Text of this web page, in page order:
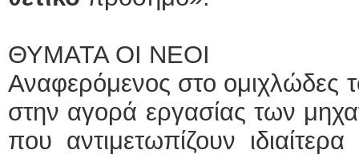
ΘΥΜΑΤΑ ΟΙ ΝΕΟΙ
Αναφερόμενος στο ομιχλώδες
στην αγορά εργασίας των
που αντιμετωπίζουν